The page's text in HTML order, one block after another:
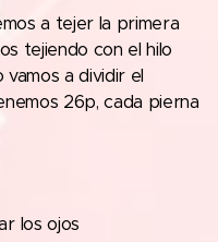
a tejer la primera
tejiendo con el hilo
a dividir el
26p, cada pierna
los ojos